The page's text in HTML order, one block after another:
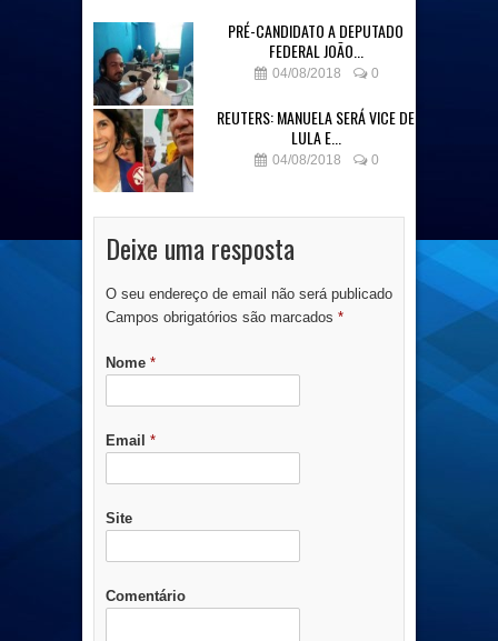
PRÉ-CANDIDATO A DEPUTADO
FEDERAL JOÃO...
04/08/2018 0
REUTERS: MANUELA SERÁ VICE DE
LULA E...
04/08/2018 0
Deixe uma resposta
O seu endereço de email não será publicado
Campos obrigatórios são marcados *
Nome *
Email *
Site
Comentário